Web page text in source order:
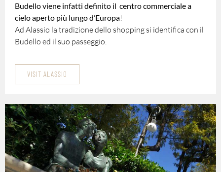
Budelloviene infatti definito il centro commerciale a
cielo aperto più lungo d’Europa!
Ad Alassio la tradizione dello shopping si identifica con il
Budello ed il suo passeggio.
VISIT ALASSIO